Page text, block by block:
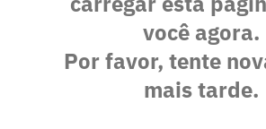
você agora.
Por favor, tente
mais tarde.